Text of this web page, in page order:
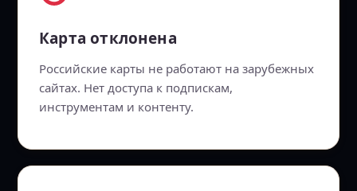
Карта отклонена
Российские карты не работают на зарубежных
сайтах. Нет доступа к подпискам,
инструментам и контенту.